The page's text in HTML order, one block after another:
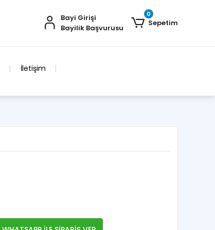
Bayi Girişi
Bayilik Başvurusu
0
Sepetim
İletişim